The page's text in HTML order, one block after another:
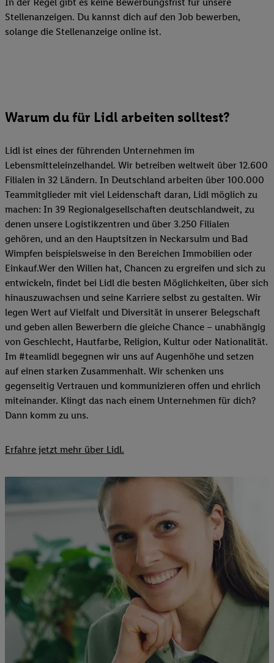
Stellenanzeigen. Du kannst dich auf den Job bewerben,
solange die Stellenanzeige online ist.
Warum du für Lidl arbeiten solltest?
Lidl ist eines der führenden Unternehmen im
Lebensmitteleinzelhandel. Wir betreiben weltweit über 12.600
Filialen in 32 Ländern. In Deutschland arbeiten über 100.000
Teammitglieder mit viel Leidenschaft daran, Lidl möglich zu
machen: In 39 Regionalgesellschaften deutschlandweit, zu
denen unsere Logistikzentren und über 3.250 Filialen
gehören, und an den Hauptsitzen in Neckarsulm und Bad
Wimpfen beispielsweise in den Bereichen Immobilien oder
Einkauf.Wer den Willen hat, Chancen zu ergreifen und sich zu
entwickeln, findet bei Lidl die besten Möglichkeiten, über sich
hinauszuwachsen und seine Karriere selbst zu gestalten. Wir
legen Wert auf Vielfalt und Diversität in unserer Belegschaft
und geben allen Bewerbern die gleiche Chance – unabhängig
von Geschlecht, Hautfarbe, Religion, Kultur oder Nationalität.
Im #teamlidl begegnen wir uns auf Augenhöhe und setzen
auf einen starken Zusammenhalt. Wir schenken uns
gegenseitig Vertrauen und kommunizieren offen und ehrlich
miteinander. Klingt das nach einem Unternehmen für dich?
Dann komm zu uns.​
Erfahre jetzt mehr über Lidl.